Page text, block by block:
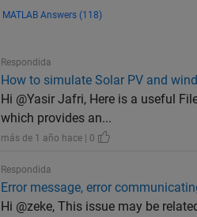
MATLAB Answers (118)
Respondida
How to simulate Solar PV and
Hi @Yasir Jafri, Here is a useful
which provides an...
más de 1 año hace | 0
Respondida
Error message, error
Hi @zeke, This issue may be